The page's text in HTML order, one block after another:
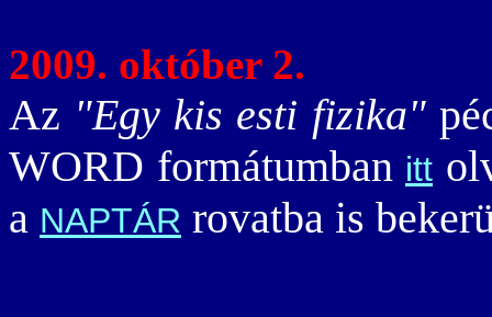
2009. október 2.
Az "Egy kis esti fizika"
WORD formátumban itt
a NAPTÁR rovatba is